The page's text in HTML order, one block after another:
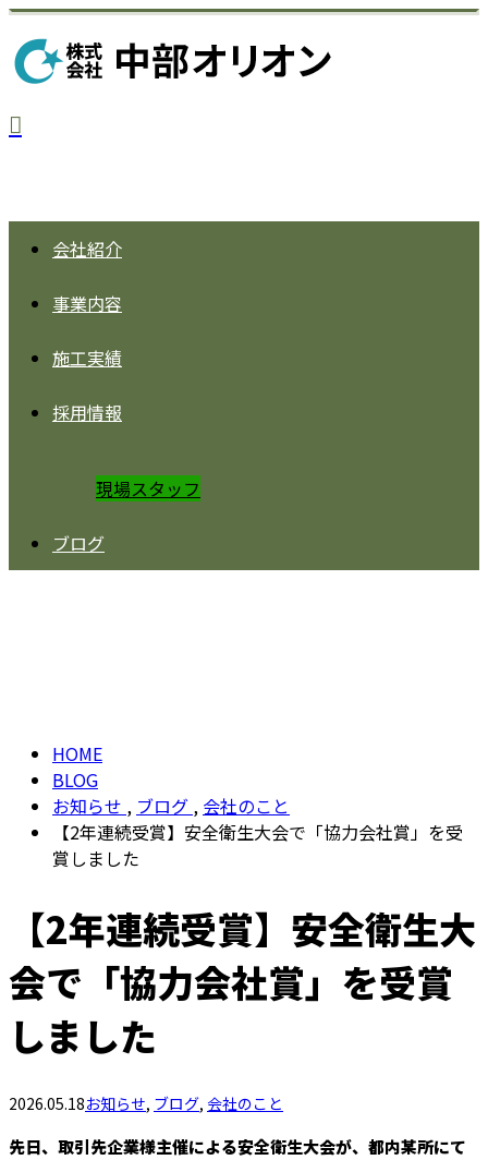
会社紹介
事業内容
施工実績
採用情報
現場スタッフ
ブログ
HOME
BLOG
お知らせ , ブログ , 会社のこと
【2年連続受賞】安全衛生大会で「協力会社賞」を受
賞しました
【2年連続受賞】安全衛生大
会で「協力会社賞」を受賞
しました
2026.05.18お知らせ, ブログ, 会社のこと
先日、取引先企業様主催による安全衛生大会が、都内某所にて